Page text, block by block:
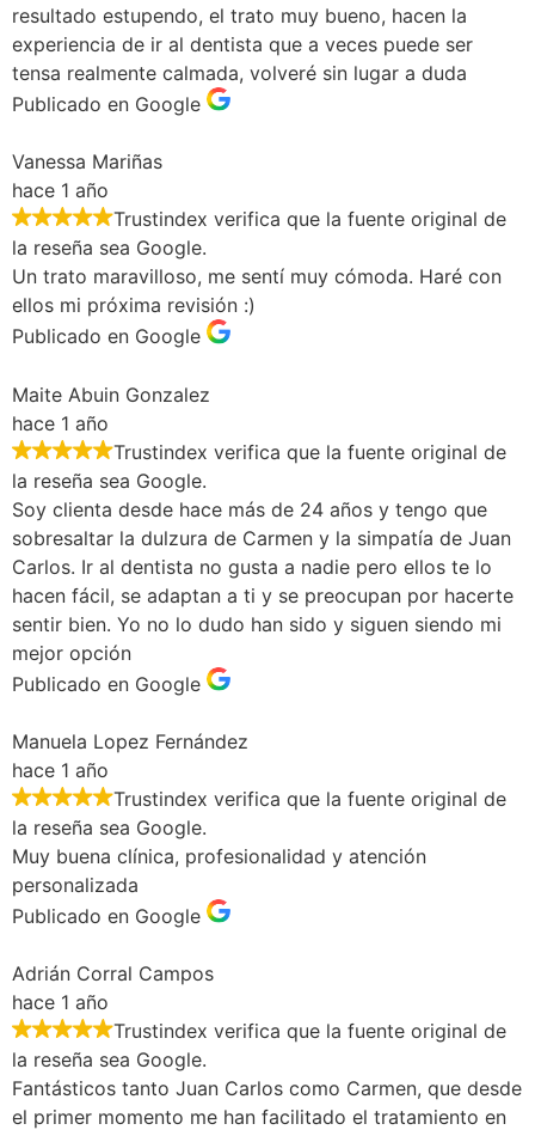
resultado estupendo, el trato muy bueno, hacen la
experiencia de ir al dentista que a veces puede ser
tensa realmente calmada, volveré sin lugar a duda
Publicado en Google
Vanessa Mariñas
hace 1 año
Trustindex verifica que la fuente original de
la reseña sea Google.
Un trato maravilloso, me sentí muy cómoda. Haré con
ellos mi próxima revisión :)
Publicado en Google
Maite Abuin Gonzalez
hace 1 año
Trustindex verifica que la fuente original de
la reseña sea Google.
Soy clienta desde hace más de 24 años y tengo que
sobresaltar la dulzura de Carmen y la simpatía de Juan
Carlos. Ir al dentista no gusta a nadie pero ellos te lo
hacen fácil, se adaptan a ti y se preocupan por hacerte
sentir bien. Yo no lo dudo han sido y siguen siendo mi
mejor opción
Publicado en Google
Manuela Lopez Fernández
hace 1 año
Trustindex verifica que la fuente original de
la reseña sea Google.
Muy buena clínica, profesionalidad y atención
personalizada
Publicado en Google
Adrián Corral Campos
hace 1 año
Trustindex verifica que la fuente original de
la reseña sea Google.
Fantásticos tanto Juan Carlos como Carmen, que desde
el primer momento me han facilitado el tratamiento en